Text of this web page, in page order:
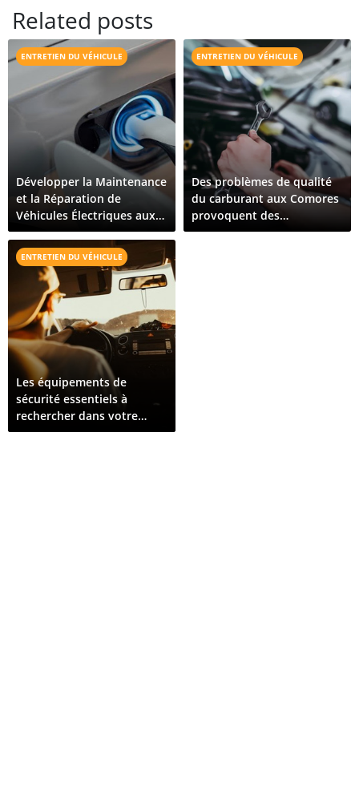
Related posts
ENTRETIEN DU VÉHICULE
Développer la Maintenance
et la Réparation de
Véhicules Électriques aux
Comores : Ce Qu'il Faut
Pour Croître
ENTRETIEN DU VÉHICULE
Des problèmes de qualité
du carburant aux Comores
provoquent des
dysfonctionnements de
ENTRETIEN DU VÉHICULE
Les équipements de
sécurité essentiels à
rechercher dans votre
prochain véhicule